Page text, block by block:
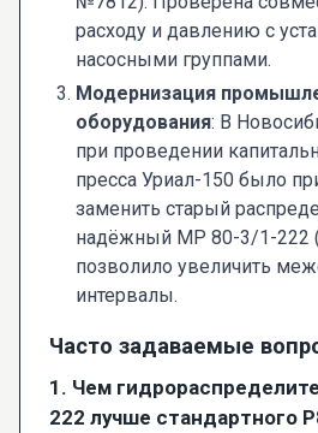
расходу и давлению с
насосными группами.
Модернизация
оборудования: В
при проведении
пресса Уриал-150 было
заменить старый
надёжный МР 80-3/1-222
позволило увеличить
интервалы.
Часто задаваемые
1. Чем
222 лучше стандартного